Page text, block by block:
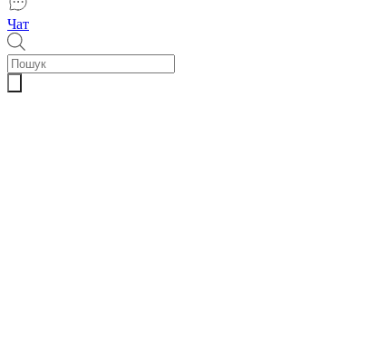
Чат
Пошук
товарів